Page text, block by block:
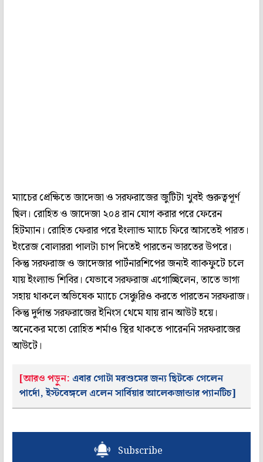
ম্যাচের প্রেক্ষিতে জাদেজা ও সরফরাজের জুটিটা খুবই গুরুত্বপূর্ণ
ছিল। রোহিত ও জাদেজা ২০৪ রান যোগ করার পরে ফেরেন
হিটম্যান। রোহিত ফেরার পরে ইংল্যান্ড ম্যাচে ফিরে আসতেই পারত।
ইংরেজ বোলাররা পালটা চাপ দিতেই পারতেন ভারতের উপরে।
কিন্তু সরফরাজ ও জাদেজার পার্টনারশিপের জন্যই ব্যাকফুটে চলে
যায় ইংল্যান্ড শিবির। যেভাবে সরফরাজ এগোচ্ছিলেন, তাতে ভাগ্য
সহায় থাকলে অভিষেক ম্যাচে সেঞ্চুরিও করতে পারতেন সরফরাজ।
কিন্তু দুর্দান্ত সরফরাজের ইনিংস থেমে যায় রান আউট হয়ে।
অনেকের মতো রোহিত শর্মাও স্থির থাকতে পারেননি সরফরাজের
আউটে।
[আরও পড়ুন: এবার গোটা মরশুমের জন্য ছিটকে গেলেন
পার্দো, ইস্টবেঙ্গলে এলেন সার্বিয়ার আলেকজান্ডার প্যানটিচ]
Subscribe